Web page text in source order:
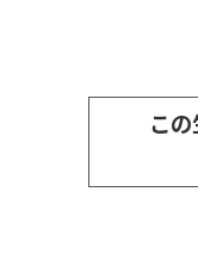
こ